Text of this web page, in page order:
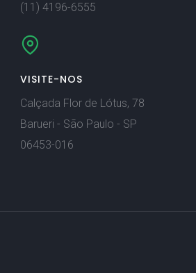
(11) 4196-6555
VISITE-NOS
Calçada Flor de Lótus, 78
Barueri - São Paulo - SP
06453-016